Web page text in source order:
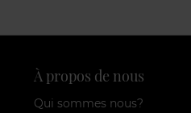
À propos de nous
Qui sommes nous?